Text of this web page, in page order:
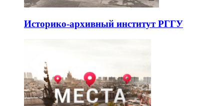
Историко-архивный институт РГГУ